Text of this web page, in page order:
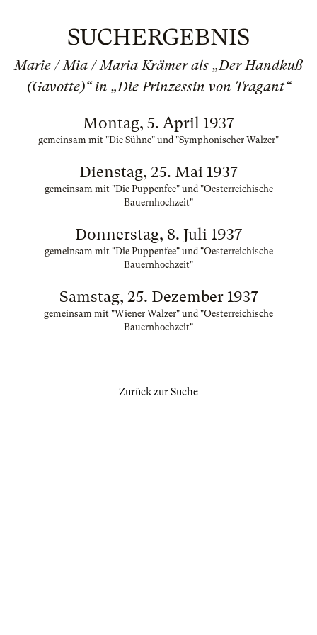
SUCHERGEBNIS
Marie / Mia / Maria Krämer als „Der Handkuß
(Gavotte)“ in „Die Prinzessin von Tragant“
Montag, 5. April 1937
gemeinsam mit "Die Sühne" und "Symphonischer Walzer"
Dienstag, 25. Mai 1937
gemeinsam mit "Die Puppenfee" und "Oesterreichische
Bauernhochzeit"
Donnerstag, 8. Juli 1937
gemeinsam mit "Die Puppenfee" und "Oesterreichische
Bauernhochzeit"
Samstag, 25. Dezember 1937
gemeinsam mit "Wiener Walzer" und "Oesterreichische
Bauernhochzeit"
Zurück zur Suche